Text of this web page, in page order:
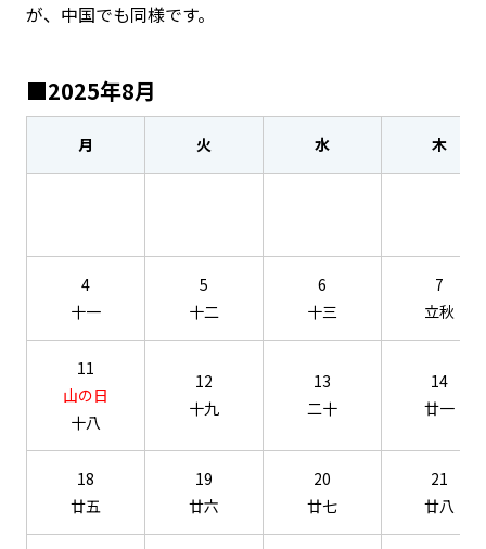
が、中国でも同様です。
■2025年8月
月 火 水 木
4
十一
5
十二
6
十三
7
立秋
11
山の日
十八
12
十九
13
二十
14
廿一
18
廿五
19
廿六
20
廿七
21
廿八